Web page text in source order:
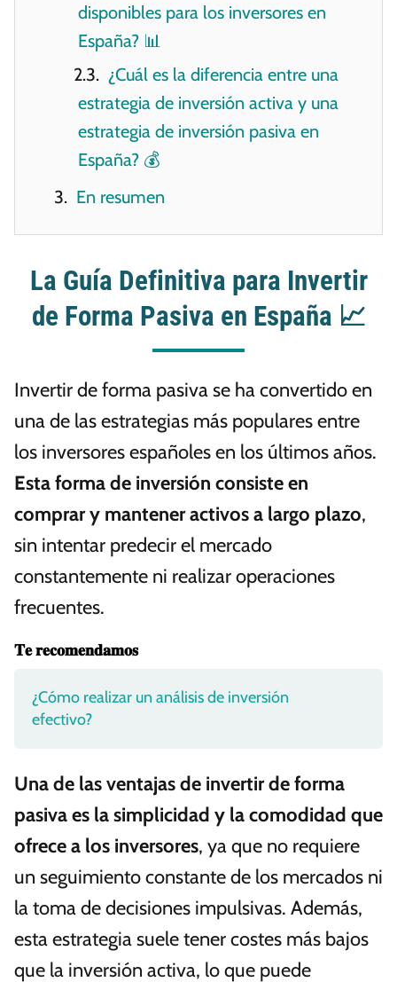
disponibles para los inversores en
España? 📊
¿Cuál es la diferencia entre una
estrategia de inversión activa y una
estrategia de inversión pasiva en
España? 💰
En resumen
La Guía Definitiva para Invertir
de Forma Pasiva en España 📈
Invertir de forma pasiva se ha convertido en
una de las estrategias más populares entre
los inversores españoles en los últimos años.
Esta forma de inversión consiste en
comprar y mantener activos a largo plazo,
sin intentar predecir el mercado
constantemente ni realizar operaciones
frecuentes.
𝐓𝐞 𝐫𝐞𝐜𝐨𝐦𝐞𝐧𝐝𝐚𝐦𝐨𝐬
¿Cómo realizar un análisis de inversión
efectivo?
Una de las ventajas de invertir de forma
pasiva es la simplicidad y la comodidad que
ofrece a los inversores, ya que no requiere
un seguimiento constante de los mercados ni
la toma de decisiones impulsivas. Además,
esta estrategia suele tener costes más bajos
que la inversión activa, lo que puede